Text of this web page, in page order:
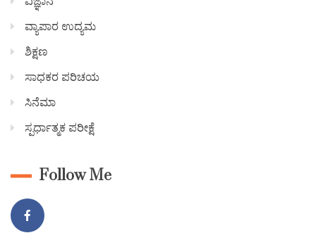
ವ್ಯಾಪಾರ ಉದ್ಯಮ
ಶಿಕ್ಷಣ
ಸಾಧಕರ ಪರಿಚಯ
ಸಿನೆಮಾ
ಸ್ಪರ್ಧಾತ್ಮಕ ಪರೀಕ್ಷೆ
Follow Me